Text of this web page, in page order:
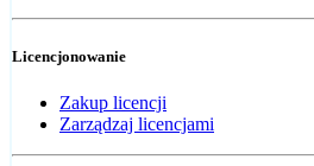
Licencjonowanie
Zakup licencji
Zarządzaj licencjami